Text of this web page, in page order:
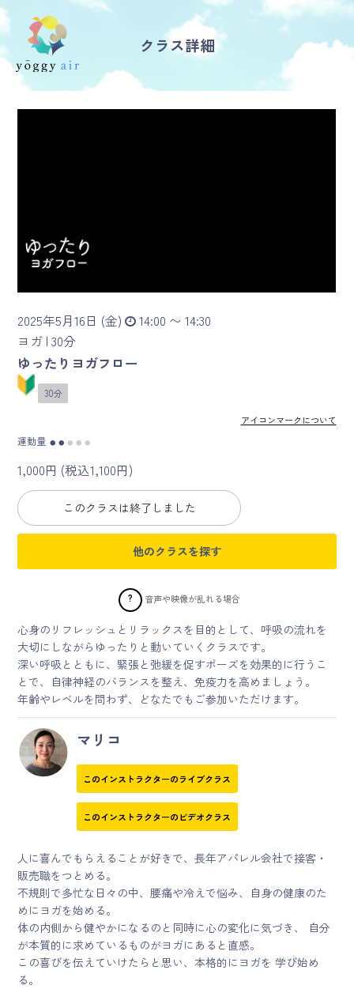
受講の流れ
yoggy store
yoggy magazine
yoggy mommy
マイページ
会員規約について
クラス参加にあたっての同意書
特定商取引にかかわる表示
プライバシーポリシー
クラス詳細
2025年5月16日 (金)
14:00 〜 14:30
ヨガ | 30分
ゆったりヨガフロー
30分
アイコンマークについて
運動量 ● ● ● ● ●
1,000円 (税込1,100円)
このクラスは終了しました
他のクラスを探す
? 音声や映像が乱れる場合
心身のリフレッシュとリラックスを目的として、呼吸の流れを
大切にしながらゆったりと動いていくクラスです。
深い呼吸とともに、緊張と弛緩を促すポーズを効果的に行うこ
とで、自律神経のバランスを整え、免疫力を高めましょう。
年齢やレベルを問わず、どなたでもご参加いただけます。
マリコ
このインストラクターのライブクラス
このインストラクターのビデオクラス
人に喜んでもらえることが好きで、長年アパレル会社で接客・
販売職をつとめる。
不規則で多忙な日々の中、腰痛や冷えで悩み、自身の健康のた
めにヨガを始める。
体の内側から健やかになるのと同時に心の変化に気づき、 自分
が本質的に求めているものがヨガにあると直感。
この喜びを伝えていけたらと思い、本格的にヨガを 学び始め
る。